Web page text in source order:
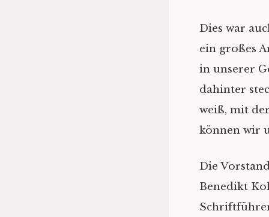
Dies war
ein großes
in unserer
dahinter
weiß, mit
können wir
Die
Benedikt